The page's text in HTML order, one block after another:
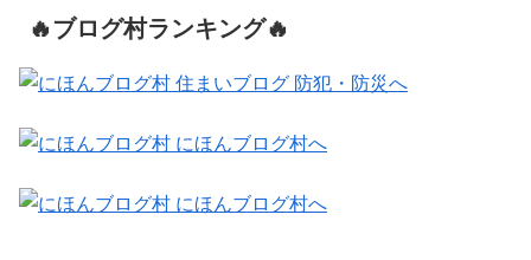
🔥ブログ村ランキング🔥